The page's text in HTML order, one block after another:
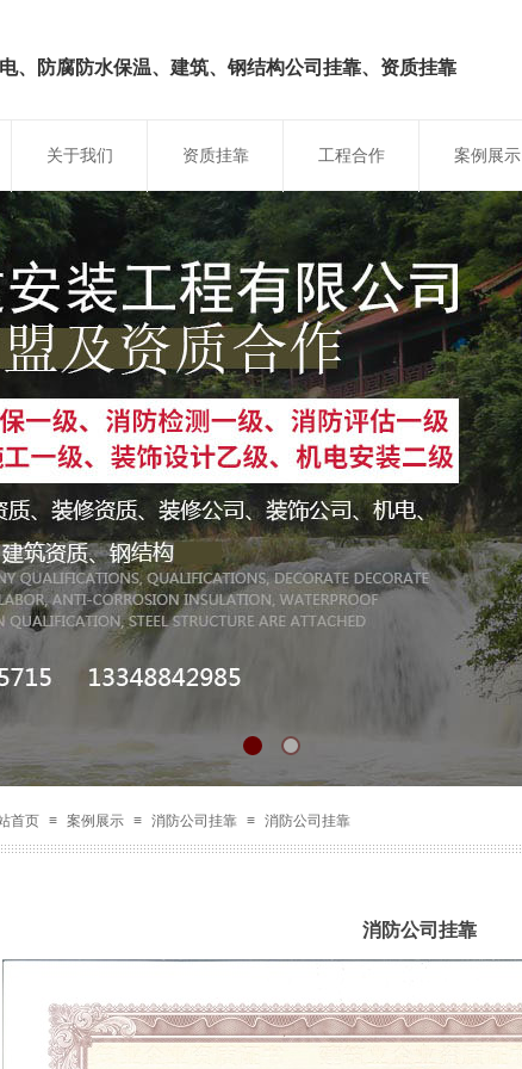
关于我们 资质挂靠 工程合作 案例展示
、防腐防水保温、建筑、钢结构公司挂靠、资质挂靠
首页 ≡ 案例展示 ≡ 消防公司挂靠 ≡ 消防公司挂靠
消防公司挂靠